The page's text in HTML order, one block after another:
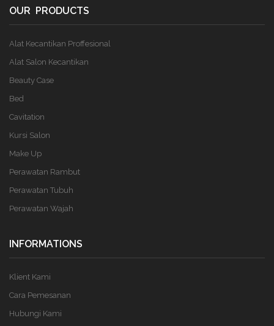
OUR PRODUCTS
Alat Kecantikan Proffesional
Alat Salon Kecantikan
Beauty Case
Bed
Cavitation
Kursi Salon
Make Up
Perawatan Rambut
Perawatan Tubuh
Perawatan Wajah
INFORMATIONS
Klient Kami
Cara Pemesanan
Hubungi Kami